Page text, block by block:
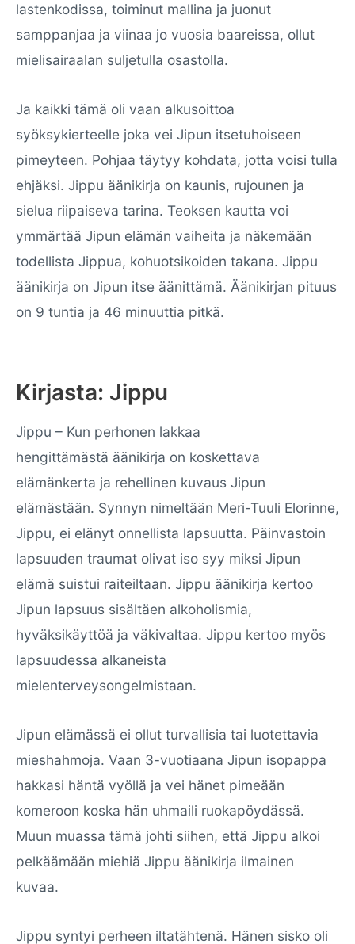
lastenkodissa, toiminut mallina ja juonut
samppanjaa ja viinaa jo vuosia baareissa, ollut
mielisairaalan suljetulla osastolla.
Ja kaikki tämä oli vaan alkusoittoa
syöksykierteelle joka vei Jipun itsetuhoiseen
pimeyteen. Pohjaa täytyy kohdata, jotta voisi tulla
ehjäksi. Jippu äänikirja on kaunis, rujounen ja
sielua riipaiseva tarina. Teoksen kautta voi
ymmärtää Jipun elämän vaiheita ja näkemään
todellista Jippua, kohuotsikoiden takana. Jippu
äänikirja on Jipun itse äänittämä. Äänikirjan pituus
on 9 tuntia ja 46 minuuttia pitkä.
Kirjasta: Jippu
Jippu – Kun perhonen lakkaa
hengittämästä äänikirja on koskettava
elämänkerta ja rehellinen kuvaus Jipun
elämästään. Synnyn nimeltään Meri-Tuuli Elorinne,
Jippu, ei elänyt onnellista lapsuutta. Päinvastoin
lapsuuden traumat olivat iso syy miksi Jipun
elämä suistui raiteiltaan. Jippu äänikirja kertoo
Jipun lapsuus sisältäen alkoholismia,
hyväksikäyttöä ja väkivaltaa. Jippu kertoo myös
lapsuudessa alkaneista
mielenterveysongelmistaan.
Jipun elämässä ei ollut turvallisia tai luotettavia
mieshahmoja. Vaan 3-vuotiaana Jipun isopappa
hakkasi häntä vyöllä ja vei hänet pimeään
komeroon koska hän uhmaili ruokapöydässä.
Muun muassa tämä johti siihen, että Jippu alkoi
pelkäämään miehiä Jippu äänikirja ilmainen
kuvaa.
Jippu syntyi perheen iltatähtenä. Hänen sisko oli